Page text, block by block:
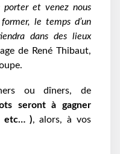
porter et venez nous
le temps d’un
dans des lieux
de René Thibaut,
ou dîners, de
seront à gagner
etc… ), alors, à vos